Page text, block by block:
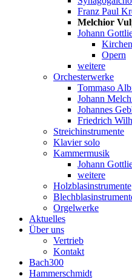
Franz Paul
Melchior
Johann
Opern
weitere
Orchesterwerke
Tommaso
Johann
Johannes
Friedrich
Streichinstrumente
Klavier solo
Kammermusik
Johann
weitere
Holzblasinstrumente
Orgelwerke
Aktuelles
Über uns
Vertrieb
Kontakt
Bach300
Hammerschmidt